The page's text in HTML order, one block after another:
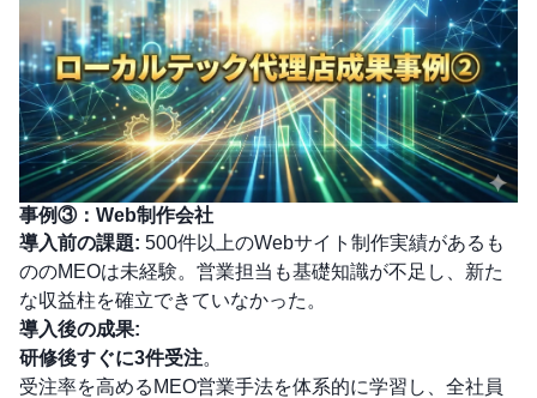
事例③：Web制作会社
導入前の課題: 500件以上のWebサイト制作実績があるも
ののMEOは未経験。営業担当も基礎知識が不足し、新た
な収益柱を確立できていなかった。
導入後の成果:
研修後すぐに3件受注。
受注率を高めるMEO営業手法を体系的に学習し、全社員